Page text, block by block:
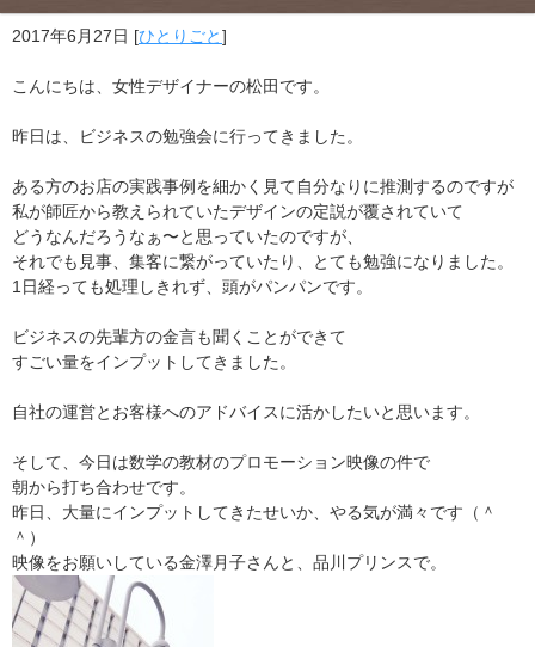
2017年6月27日 [ひとりごと]
こんにちは、女性デザイナーの松田です。
昨日は、ビジネスの勉強会に行ってきました。
ある方のお店の実践事例を細かく見て自分なりに推測するのですが
私が師匠から教えられていたデザインの定説が覆されていて
どうなんだろうなぁ〜と思っていたのですが、
それでも見事、集客に繋がっていたり、とても勉強になりました。
1日経っても処理しきれず、頭がパンパンです。
ビジネスの先輩方の金言も聞くことができて
すごい量をインプットしてきました。
自社の運営とお客様へのアドバイスに活かしたいと思います。
そして、今日は数学の教材のプロモーション映像の件で
朝から打ち合わせです。
昨日、大量にインプットしてきたせいか、やる気が満々です（＾
＾）
映像をお願いしている金澤月子さんと、品川プリンスで。